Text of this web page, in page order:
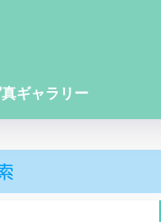
ギャラリー